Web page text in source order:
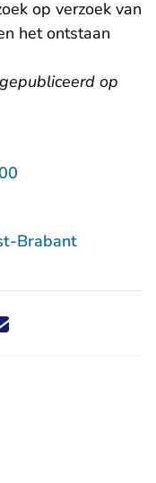
op verzoek van
het ontstaan
op
Brabant
nieuwsbericht via X -
dit nieuwsbericht via
dit nieuwsbericht
Deel dit